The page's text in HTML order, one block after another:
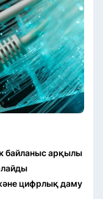
байланыс арқылы
цифрлық даму